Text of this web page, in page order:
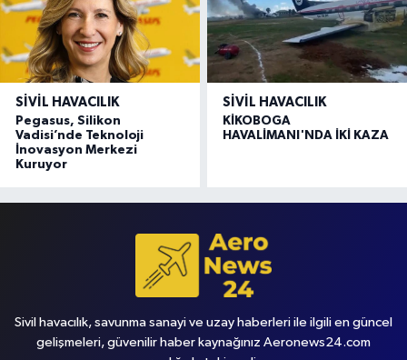
SIVIL HAVACILIK
Pegasus, Silikon
Vadisi’nde Teknoloji
İnovasyon Merkezi
Kuruyor
SIVIL HAVACILIK
KİKOBOGA
HAVALİMANI'NDA İKİ KAZA
Sivil havacılık, savunma sanayi ve uzay haberleri ile ilgili en güncel
gelişmeleri, güvenilir haber kaynağınız Aeronews24.com